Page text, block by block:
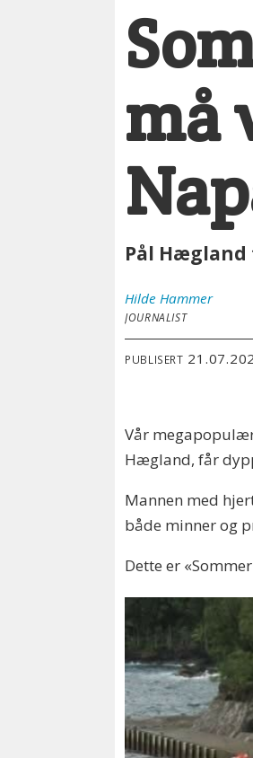
må
Pål
Hilde Hammer
JOURNALIST
PUBLISERT
Vår
Hægland, får
Mannen med
både minner og
Dette er